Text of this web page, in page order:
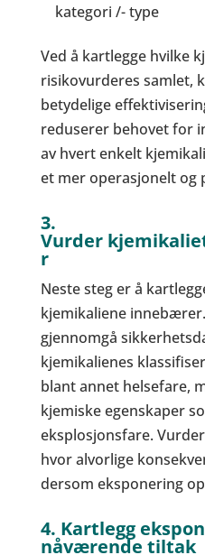
kategori /- type
Ved å kartlegge hvilke
risikovurderes samlet,
betydelige
reduserer behovet for
av hvert enkelt
et mer operasjonelt
3.
Vurder
r
Neste steg er å
kjemikaliene
gjennomgå
kjemikalienes
blant annet helsefare,
kjemiske egenskaper
eksplosjonsfare.
hvor alvorlige
dersom eksponering
4. Kartlegg
nåværende tiltak